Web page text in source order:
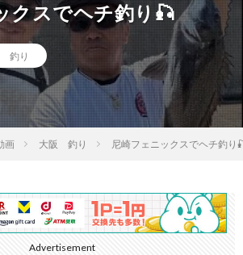
クスでヘチ釣り🎣
釣り
画 大阪 釣り 尼崎フェニックスでヘチ釣り
Advertisement